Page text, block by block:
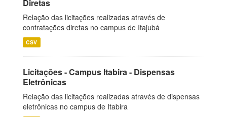
Diretas
Relação das licitações realizadas através de
contratações diretas no campus de Itajubá
CSV
Licitações - Campus Itabira - Dispensas
Eletrônicas
Relação das licitações realizadas através de dispensas
eletrônicas no campus de Itabira